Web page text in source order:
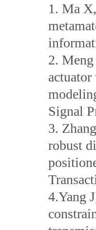
1. Ma
2.
Signal
3.
robust
4.Yang